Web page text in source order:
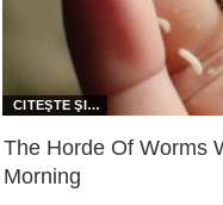
The Horde Of Worms
Morning